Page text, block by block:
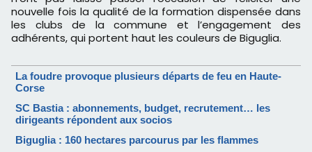
nouvelle fois la qualité de la formation dispensée dans
les clubs de la commune et l’engagement des
adhérents, qui portent haut les couleurs de Biguglia.
La foudre provoque plusieurs départs de feu en Haute-
Corse
SC Bastia : abonnements, budget, recrutement… les
dirigeants répondent aux socios
Biguglia : 160 hectares parcourus par les flammes